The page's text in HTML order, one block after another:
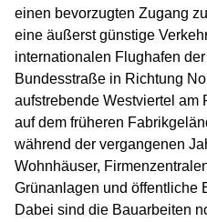
einen bevorzugten Zugang
eine äußerst günstige
internationalen Flughafen
Bundesstraße in Richtung
aufstrebende Westviertel am
auf dem früheren
während der vergangenen
Wohnhäuser,
Grünanlagen und öffentliche
Dabei sind die Bauarbeiten